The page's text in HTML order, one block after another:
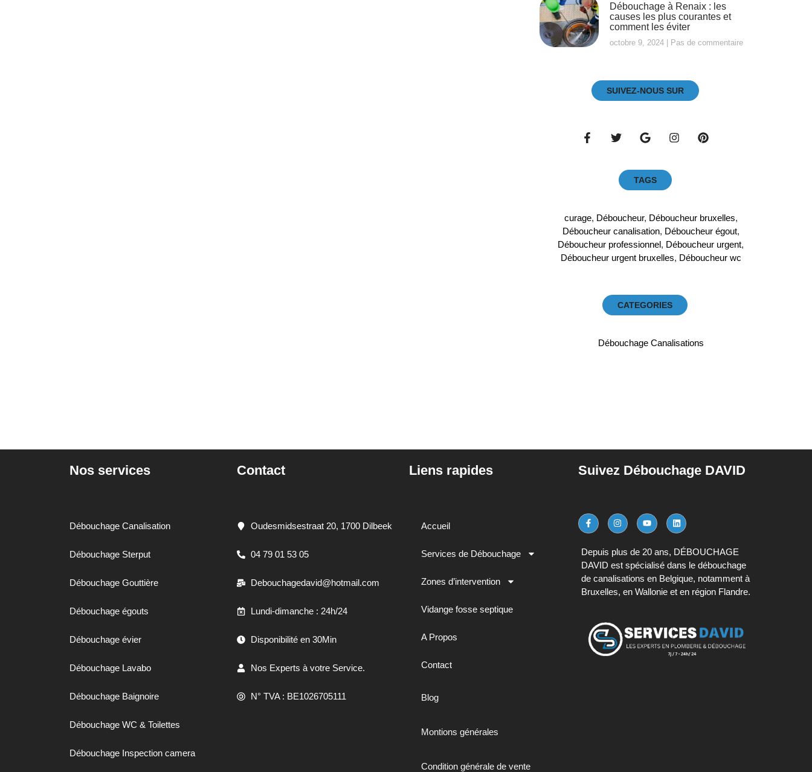
Débouchage à Renaix : les
causes les plus courantes et
comment les éviter
octobre 9, 2024 Pas de commentaire
SUIVEZ-NOUS SUR
TAGS
curage, Déboucheur, Déboucheur bruxelles,
Déboucheur canalisation, Déboucheur égout,
Déboucheur professionnel, Déboucheur urgent,
Déboucheur urgent bruxelles, Déboucheur wc
CATEGORIES
Débouchage Canalisations
Nos services
Débouchage Canalisation
Débouchage Sterput
Débouchage Gouttière
Débouchage égouts
Débouchage évier
Débouchage Lavabo
Débouchage Baignoire
Débouchage WC & Toilettes
Débouchage Inspection camera
Contact
Oudesmidsestraat 20, 1700 Dilbeek
04 79 01 53 05
Debouchagedavid@hotmail.com
Lundi-dimanche : 24h/24
Disponibilité en 30Min
Nos Experts à votre Service.
N° TVA : BE1026705111
Liens rapides
Accueil
Services de Débouchage
Zones d’intervention
Vidange fosse septique
A Propos
Contact
Blog
Montions générales
Condition générale de vente
Suivez Débouchage DAVID
Depuis plus de 20 ans, DÉBOUCHAGE
DAVID est spécialisé dans le débouchage
de canalisations en Belgique, notamment à
Bruxelles, en Wallonie et en région Flandre.